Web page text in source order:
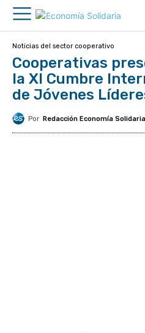
Noticias del sector cooperativo
Cooperativas
la XI Cumbre
de Jóvenes
Por Redacción Economía Solidaria